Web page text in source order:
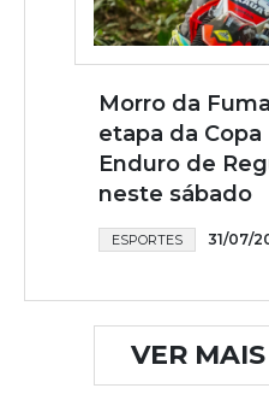
Morro da
etapa da Copa
Enduro de
neste sábado
ESPORTES 31/07/
VER